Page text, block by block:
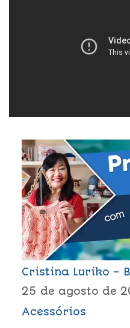
Cristina Luriko –
25 de agosto de
Acessórios